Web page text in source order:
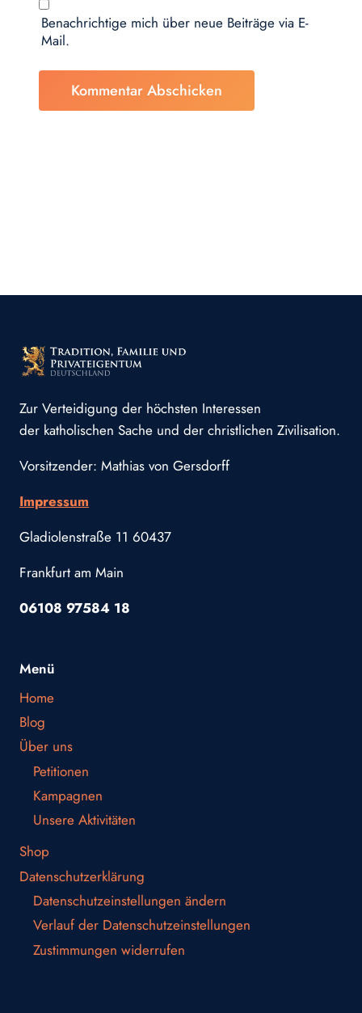
Benachrichtige mich über neue Beiträge via E-
Mail.
Zur Verteidigung der höchsten Interessen
der katholischen Sache und der christlichen Zivilisation.
Vorsitzender: Mathias von Gersdorff
Impressum
Gladiolenstraße 11 60437
Frankfurt am Main
06108 97584 18
Menü
Home
Blog
Über uns
Petitionen
Kampagnen
Unsere Aktivitäten
Shop
Datenschutzerklärung
Datenschutzeinstellungen ändern
Verlauf der Datenschutzeinstellungen
Zustimmungen widerrufen